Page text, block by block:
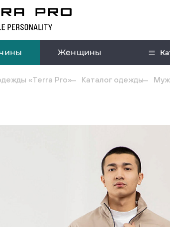
Женщины
«Terra Pro» Каталог одежды